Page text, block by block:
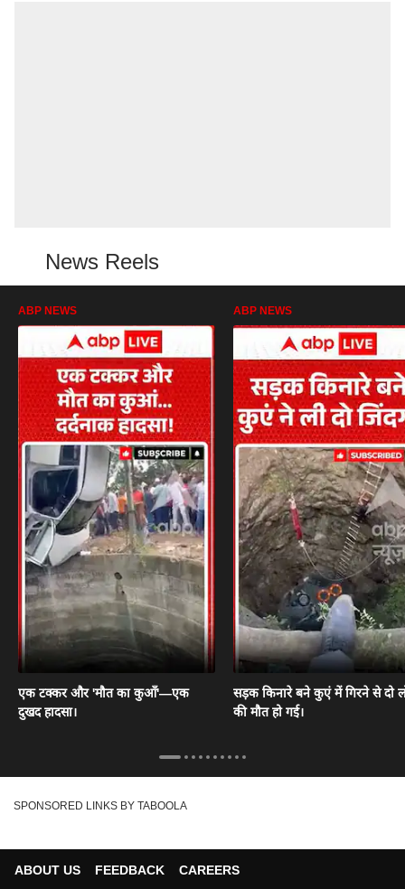
News Reels
ABP NEWS
एक टक्कर और 'मौत का कुआँ'—एक
दुखद हादसा।
ABP NEWS
सड़क किनारे बने कुएं में गिरने से दो
की मौत हो गई।
SPONSORED LINKS BY TABOOLA
ABOUT US FEEDBACK CAREERS